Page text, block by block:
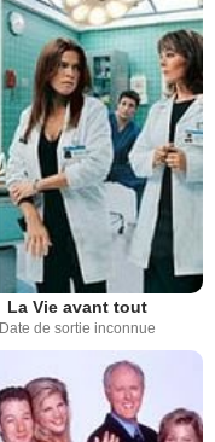
La Vie avant tout
Date de sortie inconnue